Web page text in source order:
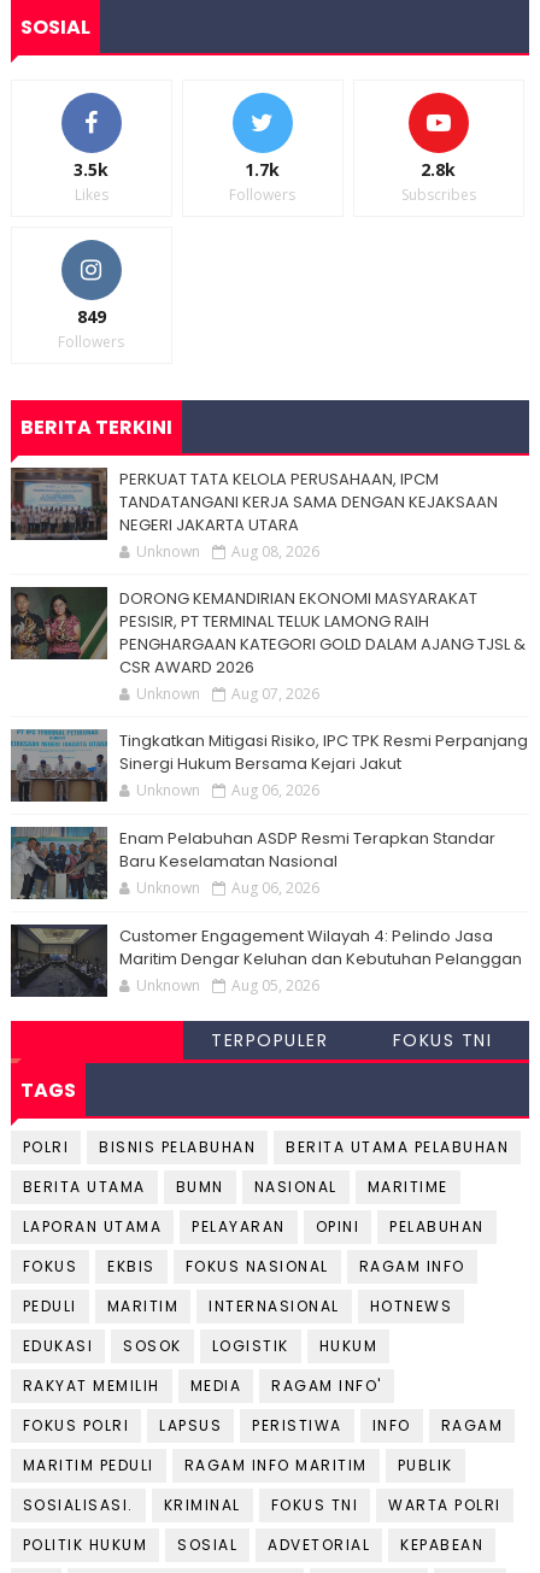
SOSIAL
3.5k
Likes
1.7k
Followers
2.8k
Subscribes
849
Followers
BERITA TERKINI
PERKUAT TATA KELOLA PERUSAHAAN, IPCM
TANDATANGANI KERJA SAMA DENGAN KEJAKSAAN
NEGERI JAKARTA UTARA
Unknown Aug 08, 2026
DORONG KEMANDIRIAN EKONOMI MASYARAKAT
PESISIR, PT TERMINAL TELUK LAMONG RAIH
PENGHARGAAN KATEGORI GOLD DALAM AJANG TJSL &
CSR AWARD 2026
Unknown Aug 07, 2026
Tingkatkan Mitigasi Risiko, IPC TPK Resmi Perpanjang
Sinergi Hukum Bersama Kejari Jakut
Unknown Aug 06, 2026
Enam Pelabuhan ASDP Resmi Terapkan Standar
Baru Keselamatan Nasional
Unknown Aug 06, 2026
Customer Engagement Wilayah 4: Pelindo Jasa
Maritim Dengar Keluhan dan Kebutuhan Pelanggan
Unknown Aug 05, 2026
TERPOPULER FOKUS TNI
TAGS
POLRI BISNIS PELABUHAN
BERITA UTAMA PELABUHAN
BERITA UTAMA
BUMN NASIONAL
MARITIME
LAPORAN UTAMA
PELAYARAN OPINI
PELABUHAN
FOKUS
EKBIS FOKUS NASIONAL
RAGAM INFO
PEDULI
MARITIM INTERNASIONAL
HOTNEWS
EDUKASI
SOSOK LOGISTIK
HUKUM
RAKYAT MEMILIH
MEDIA
RAGAM INFO'
FOKUS POLRI
LAPSUS PERISTIWA INFO
RAGAM
MARITIM PEDULI
RAGAM INFO MARITIM
PUBLIK
SOSIALISASI.
KRIMINAL FOKUS TNI
WARTA POLRI
POLITIK HUKUM
SOSIAL ADVETORIAL
KEPABEAN